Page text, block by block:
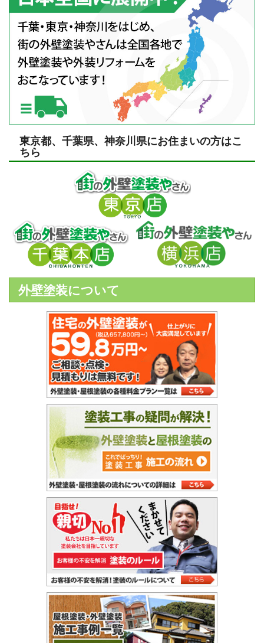
東京都、千葉県、神奈川県にお住まいの方はこ
ちら
外壁塗装について